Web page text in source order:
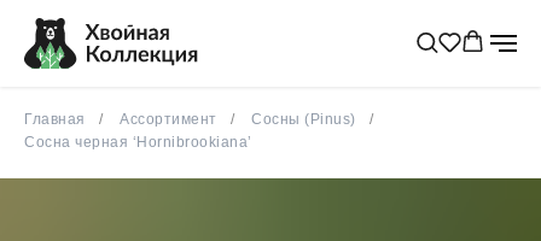
Главная Ассортимент
Сосны (Pinus)
Сосна черная ‘Hornibrookiana’